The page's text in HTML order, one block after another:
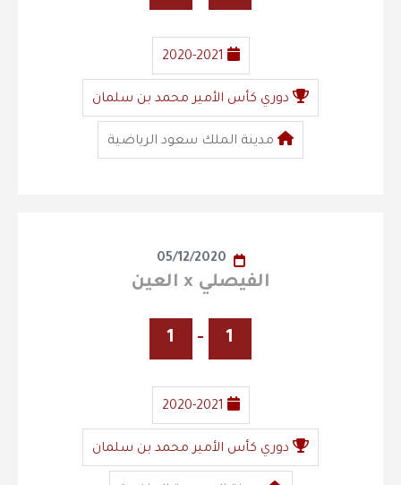
2020-2021
دوري كأس الأمير محمد بن سلمان
مدينة الملك سعود الرياضية
05/12/2020
الفيصلي x العين
1
-
1
2020-2021
دوري كأس الأمير محمد بن سلمان